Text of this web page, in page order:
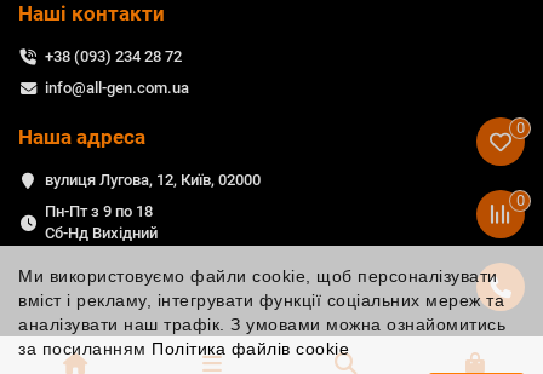
Ми використовуємо файли cookie, щоб персоналізувати
вміст і рекламу, інтегрувати функції соціальних мереж та
аналізувати наш трафік. З умовами можна ознайомитись
за посиланням Політика файлів cookie
Наші контакти
+38 (093) 234 28 72
info@all-gen.com.ua
Наша адреса
вулиця Лугова, 12, Київ, 02000
Пн-Пт з 9 по 18
Сб-Нд Вихідний
0
0